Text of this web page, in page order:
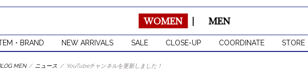
WOMEN MEN
・BRAND NEW ARRIVALS SALE CLOSE-UP COORDINATE STORE
MEN / ニュース / YouTubeチャンネルを更新しました！